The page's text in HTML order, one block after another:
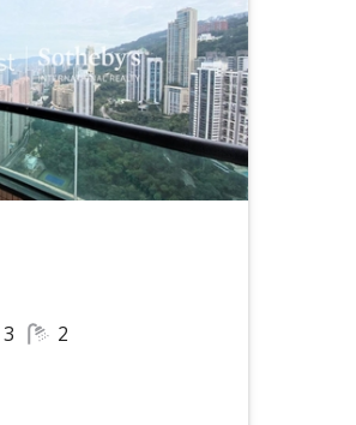
3 2